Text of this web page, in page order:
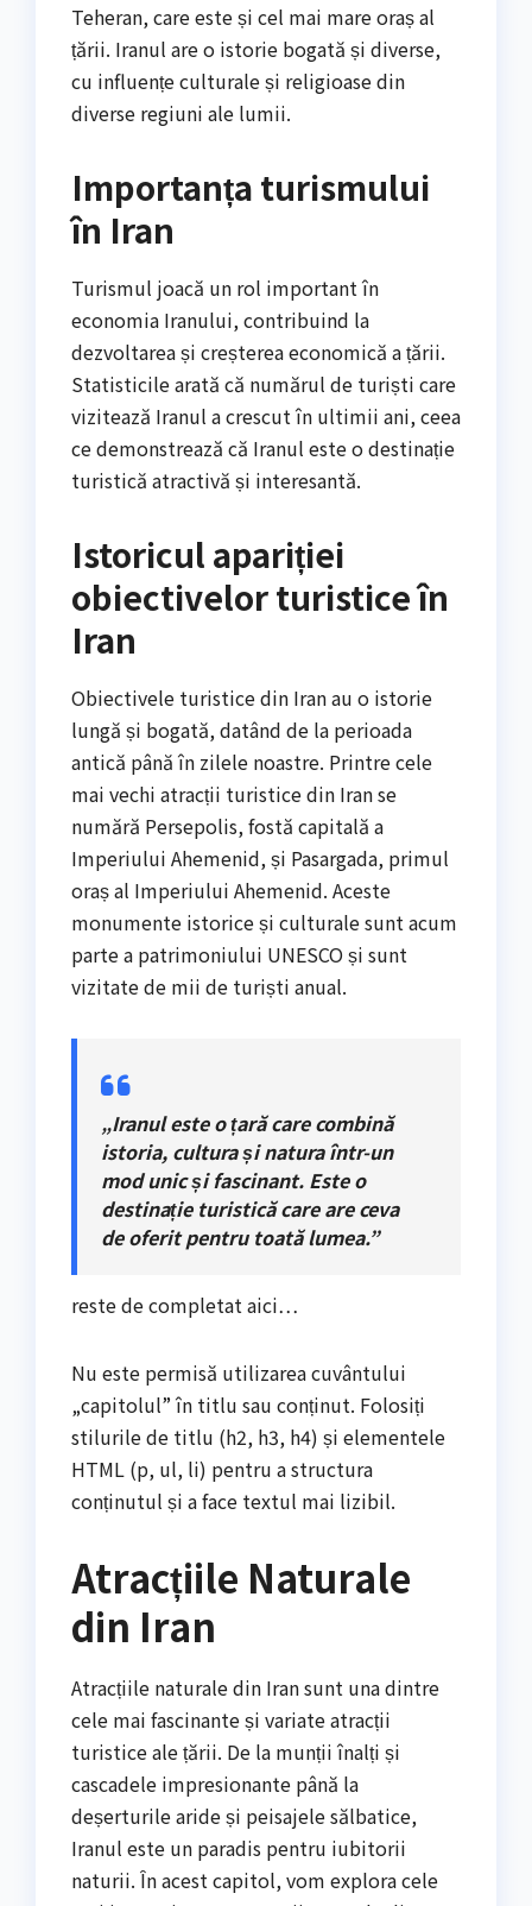
Teheran, care este și cel mai mare oraș al
țării. Iranul are o istorie bogată și diverse,
cu influențe culturale și religioase din
diverse regiuni ale lumii.
Importanța turismului
în Iran
Turismul joacă un rol important în
economia Iranului, contribuind la
dezvoltarea și creșterea economică a țării.
Statisticile arată că numărul de turiști care
vizitează Iranul a crescut în ultimii ani, ceea
ce demonstrează că Iranul este o destinație
turistică atractivă și interesantă.
Istoricul apariției
obiectivelor turistice în
Iran
Obiectivele turistice din Iran au o istorie
lungă și bogată, datând de la perioada
antică până în zilele noastre. Printre cele
mai vechi atracții turistice din Iran se
numără Persepolis, fostă capitală a
Imperiului Ahemenid, și Pasargada, primul
oraș al Imperiului Ahemenid. Aceste
monumente istorice și culturale sunt acum
parte a patrimoniului UNESCO și sunt
vizitate de mii de turiști anual.
„Iranul este o țară care combină
istoria, cultura și natura într-un
mod unic și fascinant. Este o
destinație turistică care are ceva
de oferit pentru toată lumea.”
reste de completat aici…
Nu este permisă utilizarea cuvântului
„capitolul” în titlu sau conținut. Folosiți
stilurile de titlu (h2, h3, h4) și elementele
HTML (p, ul, li) pentru a structura
conținutul și a face textul mai lizibil.
Atracțiile Naturale
din Iran
Atracțiile naturale din Iran sunt una dintre
cele mai fascinante și variate atracții
turistice ale țării. De la munții înalți și
cascadele impresionante până la
deșerturile aride și peisajele sălbatice,
Iranul este un paradis pentru iubitorii
naturii. În acest capitol, vom explora cele